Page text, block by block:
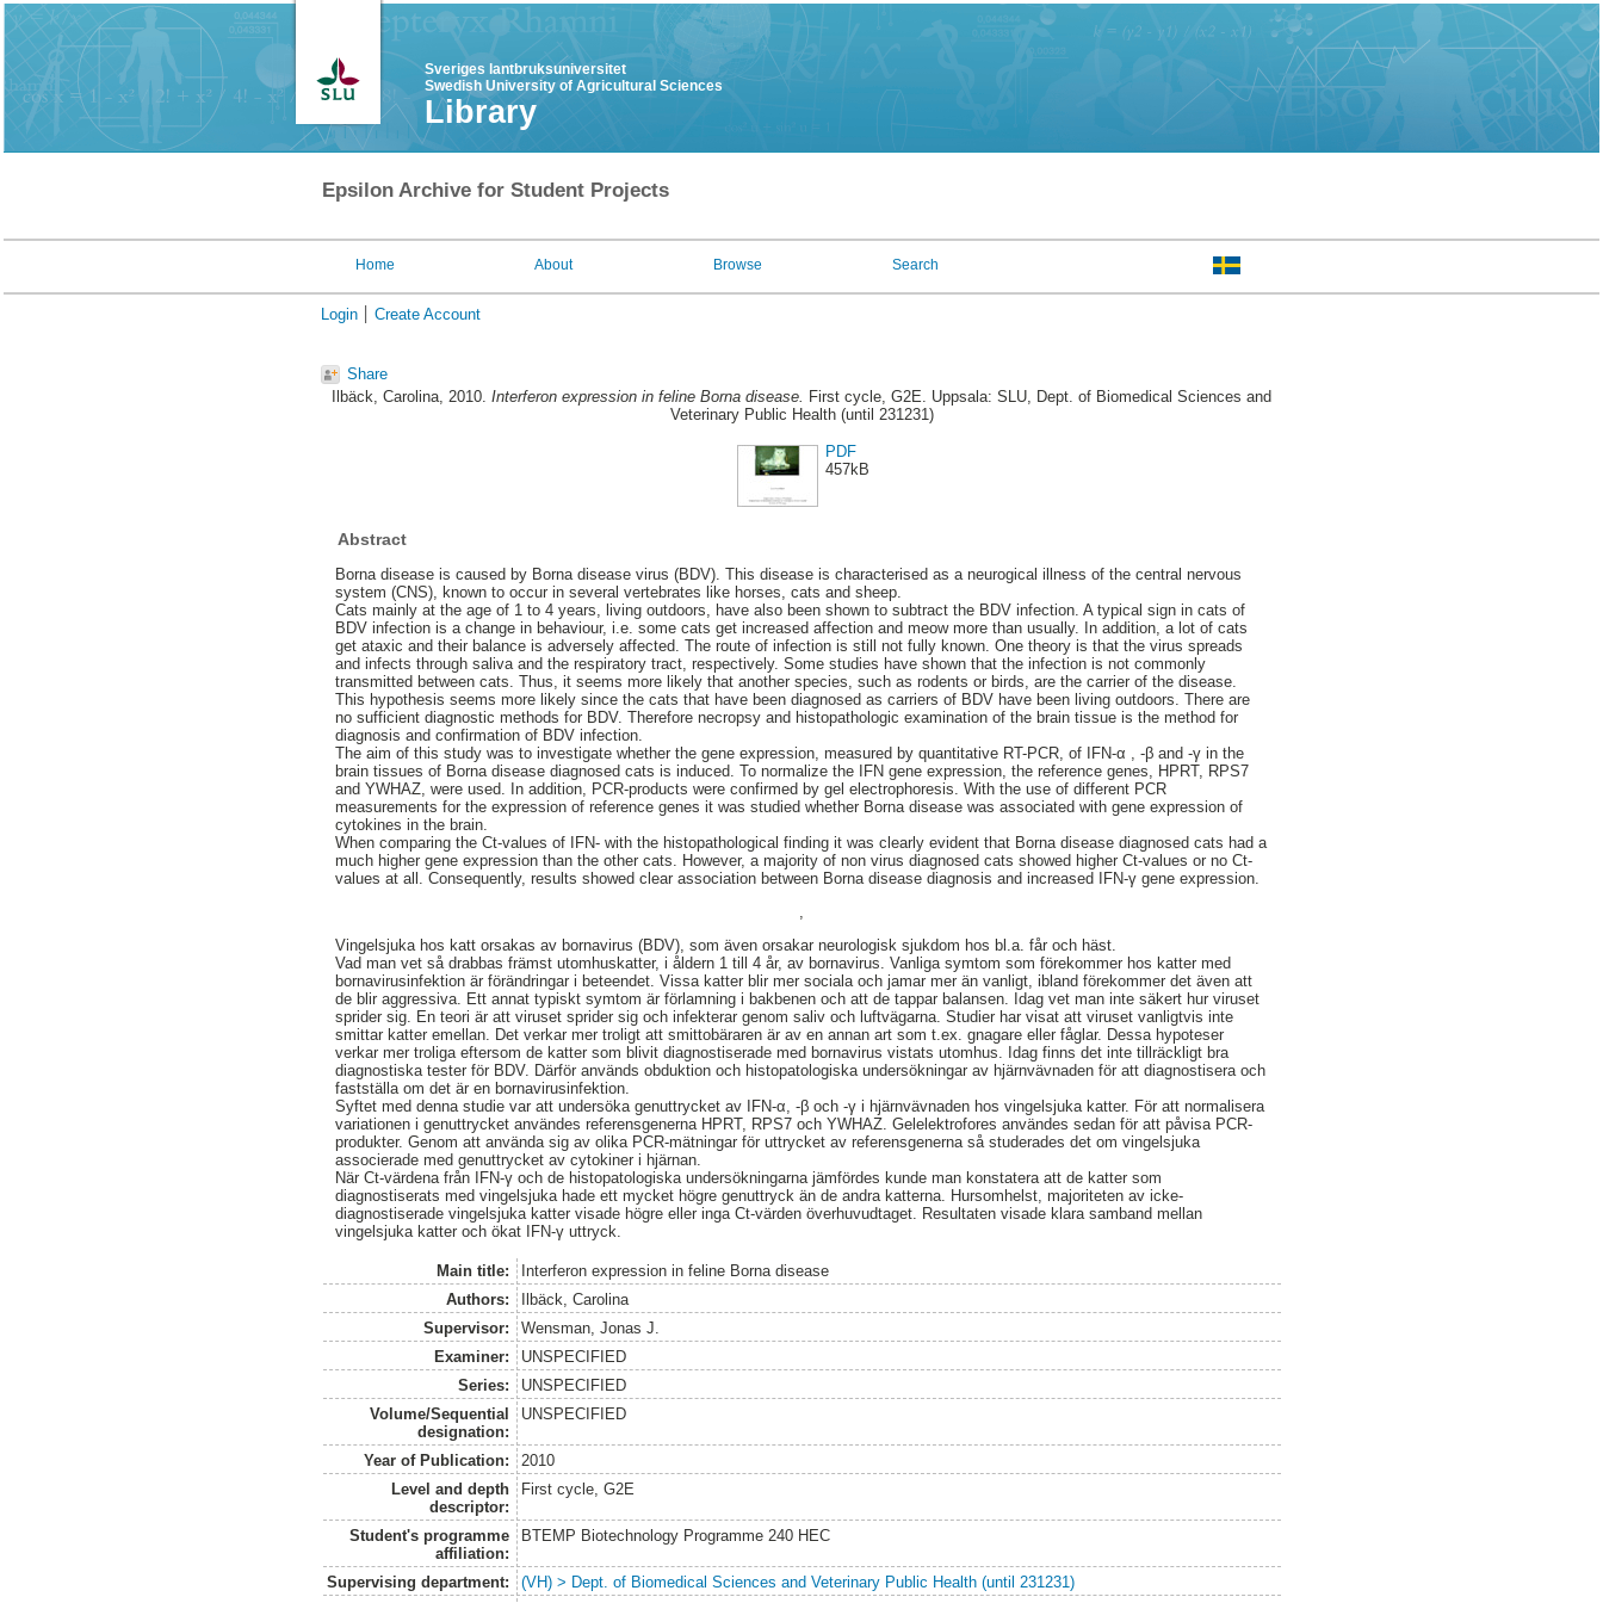
Sveriges lantbruksuniversitet
Swedish University of Agricultural Sciences
Library
Epsilon Archive for Student Projects
Home About Browse Search
Login Create Account
Share
Ilbäck, Carolina, 2010. Interferon expression in feline Borna disease. First cycle, G2E. Uppsala: SLU, Dept. of Biomedical Sciences and
Veterinary Public Health (until 231231)
PDF
457kB
Abstract
Borna disease is caused by Borna disease virus (BDV). This disease is characterised as a neurogical illness of the central nervous
system (CNS), known to occur in several vertebrates like horses, cats and sheep.
Cats mainly at the age of 1 to 4 years, living outdoors, have also been shown to subtract the BDV infection. A typical sign in cats of
BDV infection is a change in behaviour, i.e. some cats get increased affection and meow more than usually. In addition, a lot of cats
get ataxic and their balance is adversely affected. The route of infection is still not fully known. One theory is that the virus spreads
and infects through saliva and the respiratory tract, respectively. Some studies have shown that the infection is not commonly
transmitted between cats. Thus, it seems more likely that another species, such as rodents or birds, are the carrier of the disease.
This hypothesis seems more likely since the cats that have been diagnosed as carriers of BDV have been living outdoors. There are
no sufficient diagnostic methods for BDV. Therefore necropsy and histopathologic examination of the brain tissue is the method for
diagnosis and confirmation of BDV infection.
The aim of this study was to investigate whether the gene expression, measured by quantitative RT-PCR, of IFN-α , -β and -γ in the
brain tissues of Borna disease diagnosed cats is induced. To normalize the IFN gene expression, the reference genes, HPRT, RPS7
and YWHAZ, were used. In addition, PCR-products were confirmed by gel electrophoresis. With the use of different PCR
measurements for the expression of reference genes it was studied whether Borna disease was associated with gene expression of
cytokines in the brain.
When comparing the Ct-values of IFN- with the histopathological finding it was clearly evident that Borna disease diagnosed cats had a
much higher gene expression than the other cats. However, a majority of non virus diagnosed cats showed higher Ct-values or no Ct-
values at all. Consequently, results showed clear association between Borna disease diagnosis and increased IFN-γ gene expression.
Vingelsjuka hos katt orsakas av bornavirus (BDV), som även orsakar neurologisk sjukdom hos bl.a. får och häst.
Vad man vet så drabbas främst utomhuskatter, i åldern 1 till 4 år, av bornavirus. Vanliga symtom som förekommer hos katter med
bornavirusinfektion är förändringar i beteendet. Vissa katter blir mer sociala och jamar mer än vanligt, ibland förekommer det även att
de blir aggressiva. Ett annat typiskt symtom är förlamning i bakbenen och att de tappar balansen. Idag vet man inte säkert hur viruset
sprider sig. En teori är att viruset sprider sig och infekterar genom saliv och luftvägarna. Studier har visat att viruset vanligtvis inte
smittar katter emellan. Det verkar mer troligt att smittobäraren är av en annan art som t.ex. gnagare eller fåglar. Dessa hypoteser
verkar mer troliga eftersom de katter som blivit diagnostiserade med bornavirus vistats utomhus. Idag finns det inte tillräckligt bra
diagnostiska tester för BDV. Därför används obduktion och histopatologiska undersökningar av hjärnvävnaden för att diagnostisera och
fastställa om det är en bornavirusinfektion.
Syftet med denna studie var att undersöka genuttrycket av IFN-α, -β och -γ i hjärnvävnaden hos vingelsjuka katter. För att normalisera
variationen i genuttrycket användes referensgenerna HPRT, RPS7 och YWHAZ. Gelelektrofores användes sedan för att påvisa PCR-
produkter. Genom att använda sig av olika PCR-mätningar för uttrycket av referensgenerna så studerades det om vingelsjuka
associerade med genuttrycket av cytokiner i hjärnan.
När Ct-värdena från IFN-γ och de histopatologiska undersökningarna jämfördes kunde man konstatera att de katter som
diagnostiserats med vingelsjuka hade ett mycket högre genuttryck än de andra katterna. Hursomhelst, majoriteten av icke-
diagnostiserade vingelsjuka katter visade högre eller inga Ct-värden överhuvudtaget. Resultaten visade klara samband mellan
vingelsjuka katter och ökat IFN-γ uttryck.
Main title:
Interferon expression in feline Borna disease
Authors:
Ilbäck, Carolina
Supervisor:
Wensman, Jonas J.
Examiner:
UNSPECIFIED
Series:
UNSPECIFIED
Volume/Sequential
designation:
UNSPECIFIED
Year of Publication:
2010
Level and depth
descriptor:
First cycle, G2E
Student's programme
affiliation:
BTEMP Biotechnology Programme 240 HEC
Supervising department:
(VH) > Dept. of Biomedical Sciences and Veterinary Public Health (until 231231)